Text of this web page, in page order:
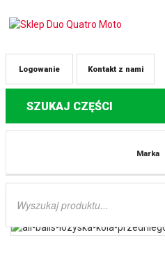
Kontakt z nami
Logowanie
SZUKAJ CZĘŚCI
Marka
Wyszukiwarka
Części do quadów
KFX50/90 ’07-’14, KYMCO MAXXER 50,